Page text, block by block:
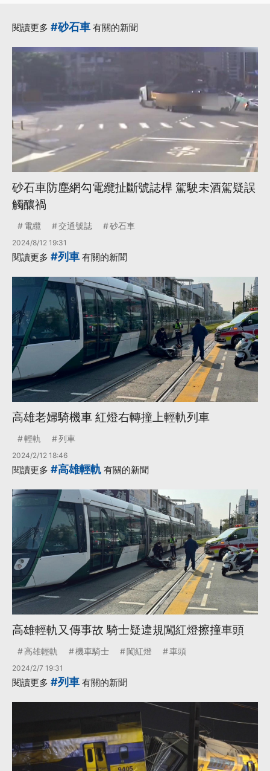
閱讀更多 #砂石車 有關的新聞
砂石車防塵網勾電纜扯斷號誌桿 駕駛未酒駕疑誤
觸釀禍
電纜 交通號誌 砂石車
2024/8/12 19:31
閱讀更多 #列車 有關的新聞
高雄老婦騎機車 紅燈右轉撞上輕軌列車
輕軌 列車
2024/2/12 18:46
閱讀更多 #高雄輕軌 有關的新聞
高雄輕軌又傳事故 騎士疑違規闖紅燈擦撞車頭
高雄輕軌 機車騎士 闖紅燈 車頭
2024/2/7 19:31
閱讀更多 #列車 有關的新聞